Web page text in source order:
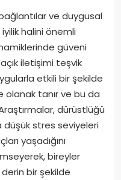
ve duygusal
iyilik halini önemli
güveni
iletişimi teşvik
etkili bir şekilde
olanak tanır ve bu da
dürüstlüğü
stres seviyeleri
yaşadığını
bireyler
bir şekilde